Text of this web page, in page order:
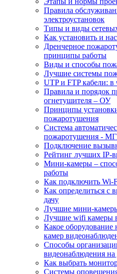
Правила
электроустановок
Типы и виды
Как установить и
Дренчерное
принципы работы
Виды и способы
Лучшие системы
UTP и FTP кабели: в
Правила и порядок
огнетушителя – ОУ
Принципы
пожаротушения
Система
пожаротушения -
Подключение
Рейтинг лучших IP-
Мини-камеры –
работы
Как подключить Wi-
Как определиться с
дачу
Лучшие мини-
Лучшие wifi камеры
Какое оборудование
камер
Способы
видеонаблюдения на
Как выбрать
Системы